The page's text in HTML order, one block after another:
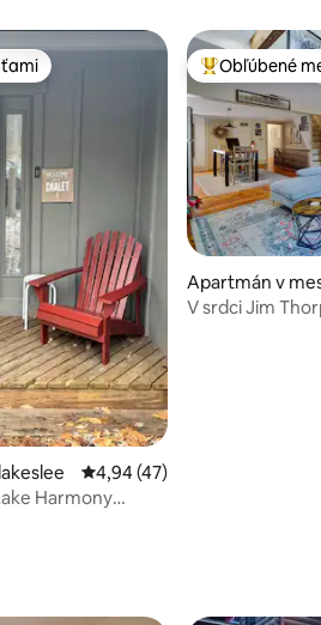
hodnotení: 90
Priemerné ohodnotenie 4,94
4,94 (47)
Harmony
Obľúbené
Apartmán v
pe
V srdci Jim